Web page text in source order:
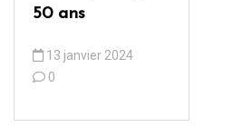
50 ans
13 janvier 2024
0